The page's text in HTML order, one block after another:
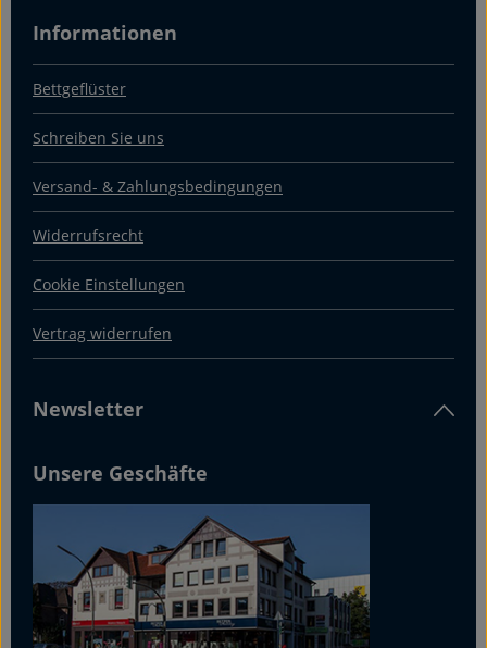
Informationen
Bettgeflüster
Schreiben Sie uns
Versand- & Zahlungsbedingungen
Widerrufsrecht
Cookie Einstellungen
Vertrag widerrufen
Newsletter
Unsere Geschäfte